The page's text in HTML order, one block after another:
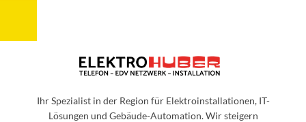
Ihr Spezialist in der Region für Elektroinstallationen, IT-
Lösungen und Gebäude-Automation. Wir steigern